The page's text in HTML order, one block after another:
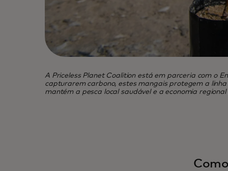
A Priceless Planet Coalition está em parceria com o
capturarem carbono, estes mangais protegem a
mantém a pesca local saudável e a economia